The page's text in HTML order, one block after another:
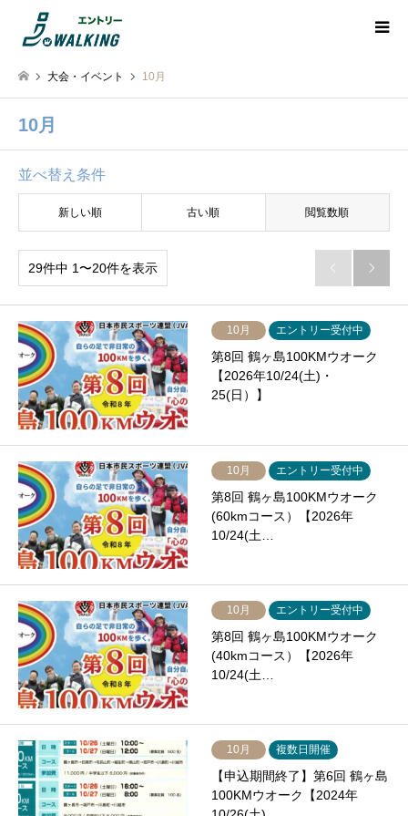
大会・イベント 10月
10月
並べ替え条件
新しい順 古い順 閲覧数順
29件中 1〜20件を表示  
10月 エントリー受付中
第8回 鶴ヶ島100KMウオーク
【2026年10/24(土)・
25(日）】
10月 エントリー受付中
第8回 鶴ヶ島100KMウオーク
(60kmコース）【2026年
10/24(土…
10月 エントリー受付中
第8回 鶴ヶ島100KMウオーク
(40kmコース）【2026年
10/24(土…
10月 複数日開催
【申込期間終了】第6回 鶴ヶ島
100KMウオーク【2024年